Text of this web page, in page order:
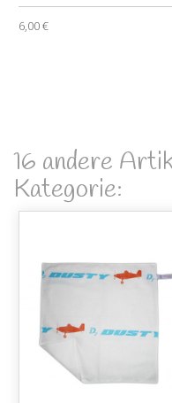
6,00 €
16 andere
Kategorie: